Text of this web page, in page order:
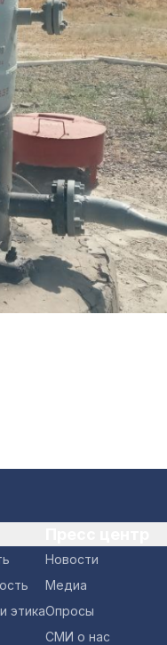
этика
Новости
Медиа
Опросы
СМИ о нас